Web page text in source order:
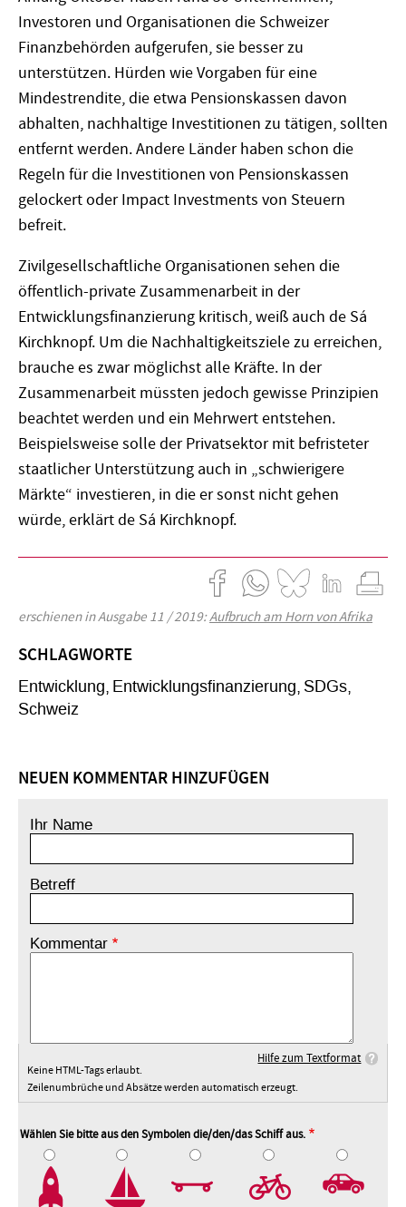
Investoren und Organisationen die Schweizer
Finanzbehörden aufgerufen, sie besser zu
unterstützen. Hürden wie Vorgaben für eine
Mindestrendite, die etwa Pensionskassen davon
abhalten, nachhaltige Investitionen zu tätigen, sollten
entfernt werden. Andere Länder haben schon die
Regeln für die Investitionen von Pensionskassen
gelockert oder Impact Investments von Steuern
befreit.
Zivilgesellschaftliche Organisationen sehen die
öffentlich-private Zusammenarbeit in der
Entwicklungsfinanzierung kritisch, weiß auch de Sá
Kirchknopf. Um die Nachhaltigkeitsziele zu erreichen,
brauche es zwar möglichst alle Kräfte. In der
Zusammenarbeit müssten jedoch gewisse Prinzipien
beachtet werden und ein Mehrwert entstehen.
Beispielsweise solle der Privatsektor mit befristeter
staatlicher Unterstützung auch in „schwierigere
Märkte“ investieren, in die er sonst nicht gehen
würde, erklärt de Sá Kirchknopf.
erschienen in Ausgabe 11 / 2019:Aufbruch am Horn von Afrika
SCHLAGWORTE
Entwicklung Entwicklungsfinanzierung SDGs
Schweiz
NEUEN KOMMENTAR HINZUFÜGEN
Ihr Name
Betreff
Kommentar
Hilfe zum Textformat
Keine HTML-Tags erlaubt.
Zeilenumbrüche und Absätze werden automatisch erzeugt.
Wählen Sie bitte aus den Symbolen die/den/das Schiff aus.